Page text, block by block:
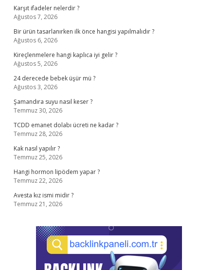
Karşıt ifadeler nelerdir ?
Ağustos 7, 2026
Bir ürün tasarlanırken ilk önce hangisi yapılmalıdır ?
Ağustos 6, 2026
Kireçlenmelere hangi kaplıca iyi gelir ?
Ağustos 5, 2026
24 derecede bebek üşür mü ?
Ağustos 3, 2026
Şamandıra suyu nasıl keser ?
Temmuz 30, 2026
TCDD emanet dolabı ücreti ne kadar ?
Temmuz 28, 2026
Kak nasıl yapılır ?
Temmuz 25, 2026
Hangi hormon lipödem yapar ?
Temmuz 22, 2026
Avesta kız ismi midir ?
Temmuz 21, 2026